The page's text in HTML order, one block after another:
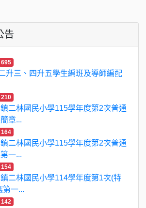
告
695
升三、四升五學生編班及導師編配
210
二林國民小學115學年度第2次普通
章...
164
二林國民小學115學年度第2次普通
一...
154
二林國民小學114學年度第1次(特
第一...
142